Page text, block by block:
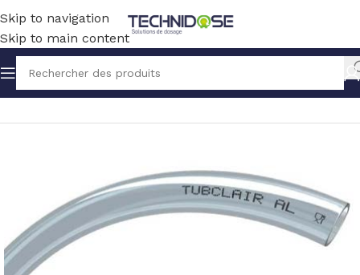
Skip to navigation
Skip to main content
Accueil TUYAUX ET RACCORDS TUYAUX PVC